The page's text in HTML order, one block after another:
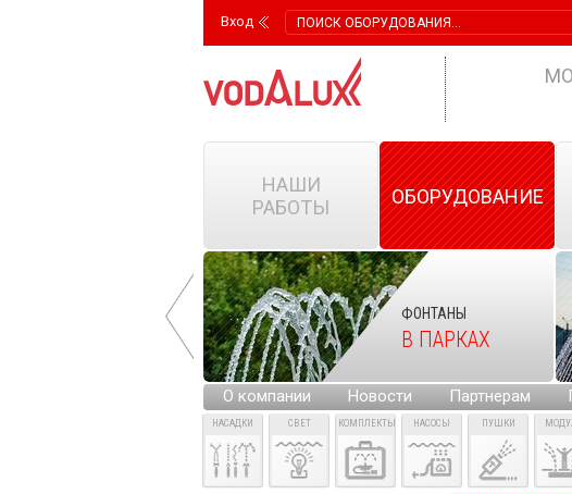
Вход
НАШИ
РАБОТЫ
ОБОРУДОВАНИЕ
НА ГОРОДСКИХ
ФОНТАНЫ
В ПАРКАХ
О компании Новости Партнерам
НАСАДКИ СВЕТ КОМПЛЕКТЫ НАСОСЫ ПУШКИ